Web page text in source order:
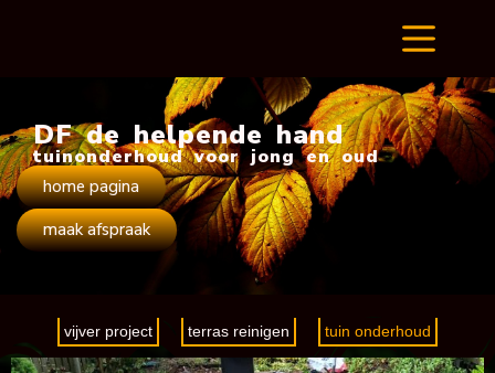
DF de helpende hand
tuinonderhoud voor jong en oud
home pagina
maak afspraak
vijver project terras reinigen tuin onderhoud